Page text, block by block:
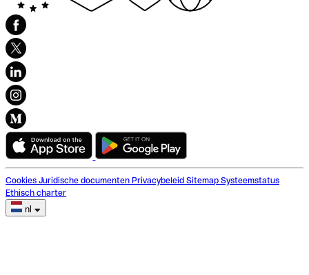
Cookies Juridische documenten Privacybeleid Sitemap Systeemstatus
Ethisch charter
nl